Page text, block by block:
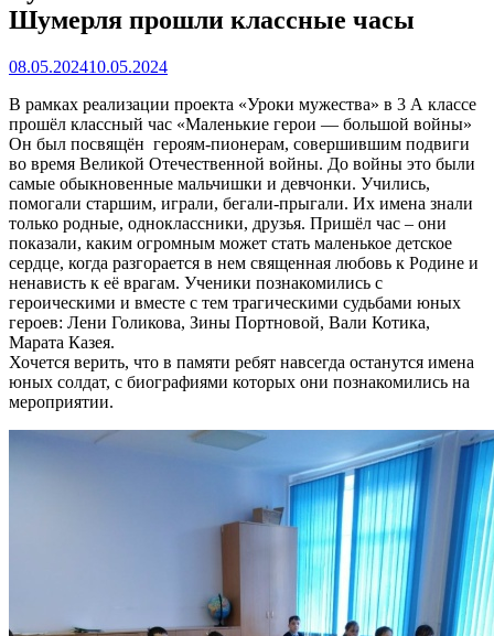
Шумерля прошли классные часы
08.05.202410.05.2024
В рамках реализации проекта «Уроки мужества» в 3 А классе
прошёл классный час «Маленькие герои — большой войны»
Он был посвящён героям-пионерам, совершившим подвиги
во время Великой Отечественной войны. До войны это были
самые обыкновенные мальчишки и девчонки. Учились,
помогали старшим, играли, бегали-прыгали. Их имена знали
только родные, одноклассники, друзья. Пришёл час – они
показали, каким огромным может стать маленькое детское
сердце, когда разгорается в нем священная любовь к Родине и
ненависть к её врагам. Ученики познакомились с
героическими и вместе с тем трагическими судьбами юных
героев: Лени Голикова, Зины Портновой, Вали Котика,
Марата Казея.
Хочется верить, что в памяти ребят навсегда останутся имена
юных солдат, с биографиями которых они познакомились на
мероприятии.